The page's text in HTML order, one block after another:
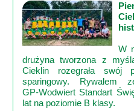
W
drużyna tworzona z
Cieklin rozegrała swój
sparingowy. Rywalem
GP‑Wodwiert Standart
lat na poziomie B klasy.